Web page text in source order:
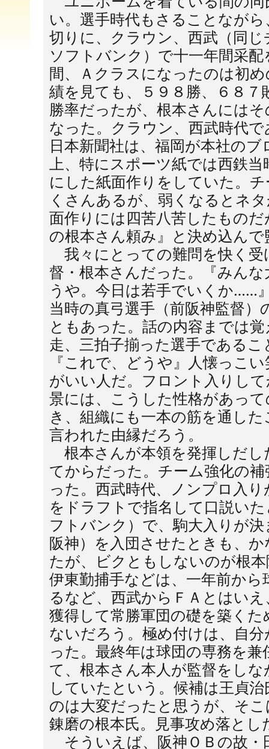
い。選手時代もさることなが
切りに、クラウン、西武（同
ソフトバンク）で十一年間采
間、Ａクラスになったのは初
績を見ても、５９８勝、６８
勝率だったが、根本さんには
なった。クラウン、西武時代
日本新聞社は、福岡が本社の
上、特にスポーツ紙では西鉄
にした紙面作りをしていた。
くさんあるが、弱くなるとネ
面作りには四苦八苦したもの
の根本さん頼み』と決め込ん
我々にとっての難問を快く
督・根本さんだった。『みん
うや。今日は若手でいくか……
当時の真弓選手（前阪神監督
ともあった。話の内容までは
走、三拍子揃った選手である
『これで、どうや』人懐っこ
がいい人だ。フロント入りし
景には、こうした性格があっ
き、組織にも一本の筋を通し
言われた由縁だろう。
根本さんが本領を発揮しだ
てからだった。チーム強化の
った。西武時代、ノンプロ入
をドラフトで指名して口説い
フトバンク）で、駒大入りが
阪神）を入団させたときも、
たが、ビクともしないのが根
伊東勤捕手などは、一年前か
るなど、西武からＦＡとはい
獲得して常勝軍団の礎を築く
ないだろう。極め付けは、自
った。最終年は球団の専務を
て、根本さん本人が監督をし
していたという。候補は王貞
のは大変だったと思うが、そ
錬磨の根本氏。見事攻め落と
そういえば、阪神ＯＢの故・